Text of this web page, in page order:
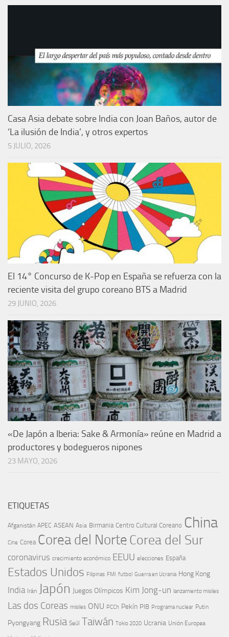
Casa Asia debate sobre India con Joan Baños, autor de
‘La ilusión de India’, y otros expertos
5 JULIO, 2026
El 14° Concurso de K-Pop en España se refuerza con la
reciente visita del grupo coreano BTS a Madrid
29 JUNIO, 2026
«De Japón a Iberia: Sake & Armonía» reúne en Madrid a
productores y bodegueros nipones
23 MAYO, 2026
ETIQUETAS
Afganistán APEC ASEAN Asia Birmania Centro Cultural Coreano China
Cine Corea Corea del NorteCorea del Sur
coronavirus crecimiento económico EEUU elecciones España
Estados Unidos Filipinas FMI futbol Guerra en Ucrania Hong Kong
India Irán Japón Juegos Olímpicos Kim Jong-un lanzamiento misiles
Las dos Coreas misiles ONU PCCh Pekín PIB Programa nuclear Putin
Pyongyang Rusia Seúl Taiwán Tokio 2020 Ucrania Unión Europea